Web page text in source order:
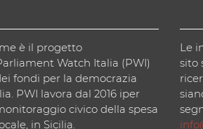
è il progetto
Watch Italia (PWI)
fondi per la democrazia
PWI lavora dal 2016 iper
civico della spesa
in Sicilia.
Le
sito